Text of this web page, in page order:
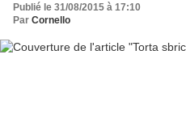
Publié le 31/08/2015 à 17:10
Par Cornello